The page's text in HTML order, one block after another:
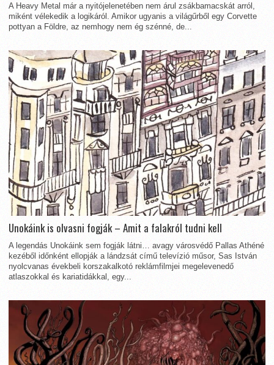
A Heavy Metal már a nyitójelenetében nem árul zsákbamacskát arról,
miként vélekedik a logikáról. Amikor ugyanis a világűrből egy Corvette
pottyan a Földre, az nemhogy nem ég szénné, de...
Unokáink is olvasni fogják – Amit a falakról tudni kell
A legendás Unokáink sem fogják látni… avagy városvédő Pallas Athéné
kezéből időnként ellopják a lándzsát című televízió műsor, Sas István
nyolcvanas évekbeli korszakalkotó reklámfilmjei megelevenedő
atlaszokkal és kariatidákkal, egy...